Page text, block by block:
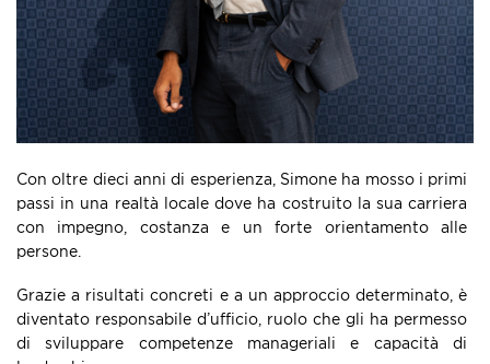
Con oltre dieci anni di esperienza, Simone ha mosso i primi
passi in una realtà locale dove ha costruito la sua carriera
con impegno, costanza e un forte orientamento alle
persone.
Grazie a risultati concreti e a un approccio determinato, è
diventato responsabile d’ufficio, ruolo che gli ha permesso
di sviluppare competenze manageriali e capacità di